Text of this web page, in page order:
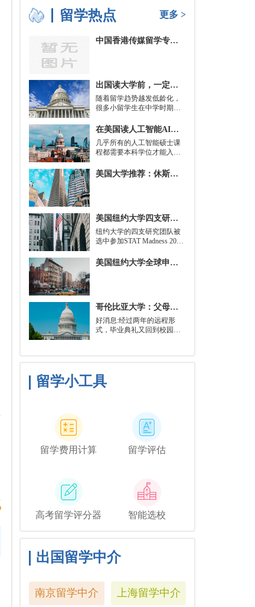
留学热点 更多 >
中国香港传媒留学专业分类及申请要求
出国读大学前，一定要培养的基本生活技能有哪些？
随着留学趋势越发低龄化，
很多小留学生在中学时期就
其实都是为了大学生活做准
在美国读人工智能AI硕士入学条件及大学推荐
几乎所有的人工智能硕士课
程都需要本科学位才能入
需要特定领域的本科学位。
下，你只需要一个理论基础
就可以开始就读这类项目：
即先参加几门先修课程，通
常包括程序语言，如
Python、微积分和计算机科
学相关课程。
美国大学推荐：休斯顿的大学
美国纽约大学四支研究团队被选中参加STAT Madness 2022竞赛
​纽约大学的四支研究团队被
选中参加STAT Madness 2022
三月疯狂启发的健康和科学
美国纽约大学全球申请群体规模不断扩大
哥伦比亚大学：父母参加毕业典礼可以做什么？
好消息:经过两年的远程形
式，毕业典礼又回到校园了!
旅行，或者如果你想和你的
朋友们共度时光，也许你可
留学小工具
留学费用计算 留学评估
高考留学评分器 智能选校
出国留学中介
南京留学中介 上海留学中介